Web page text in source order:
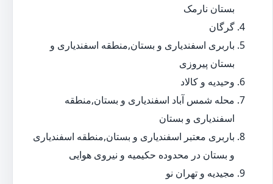
بستان نارمک
گرگان
باربری اسفندیاری و بستان,منطقه اسفندیاری و
بستان پیروزی
وحیدیه و کالاد
محله شمس آباد اسفندیاری و بستان,منطقه
اسفندیاری و بستان
باربری معتبر اسفندیاری و بستان,منطقه اسفندیاری
و بستان در محدوده حکیمیه و نیروی هوایی
مجیدیه و تهران نو